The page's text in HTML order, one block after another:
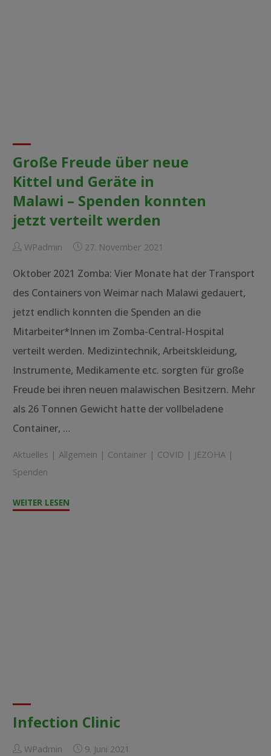
Große Freude über neue
Kittel und Geräte in
Malawi – Spenden konnten
jetzt verteilt werden
WPadmin 27. November 2021
Oktober 2021 Zomba: Vier Monate hat der Transport
des Containers von Weimar nach Malawi gedauert,
jetzt endlich konnten die Spenden an die
Mitarbeiter*Innen im Zomba-Central-Hospital
verteilt werden. Medizintechnik, Arbeitskleidung,
Instrumente, Medikamente etc. sorgten für große
Freude bei ihren neuen malawischen Besitzern. Mehr
als 26 Tonnen Gewicht hatte der vollbeladene
Container, …
Aktuelles | Allgemein | Container | COVID | JEZOHA |
Spenden
WEITER LESEN
verteilt
werden"
Infection Clinic
WPadmin 9. Juni 2021